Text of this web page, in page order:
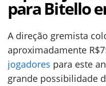
para Bitello
A direção gremista
aproximadamente
jogadores para este
grande possibilidade